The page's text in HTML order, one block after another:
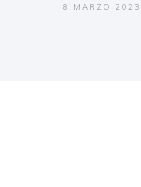
8 MARZO 2023